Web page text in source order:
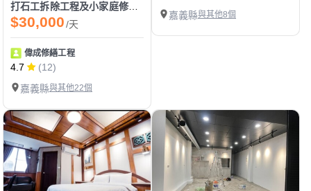
打石工拆除工程及小家庭修改拆除
$30,000/天
偉成修繕工程
4.7
(12)
嘉義縣與其他22個
嘉義縣與其他8個